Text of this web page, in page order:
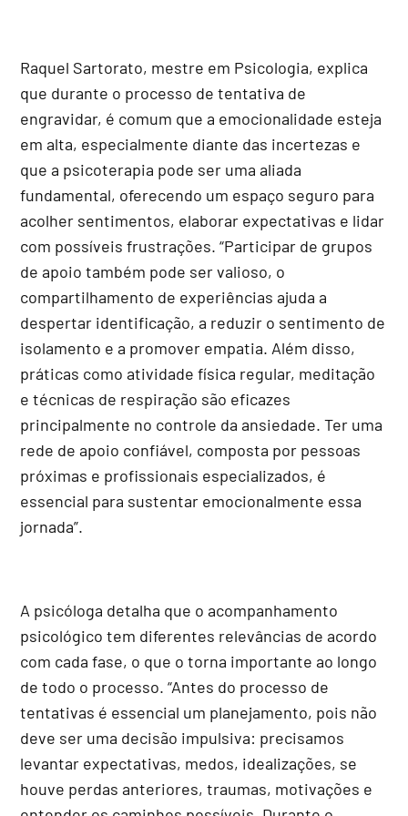
Raquel Sartorato, mestre em Psicologia, explica
que durante o processo de tentativa de
engravidar, é comum que a emocionalidade esteja
em alta, especialmente diante das incertezas e
que a psicoterapia pode ser uma aliada
fundamental, oferecendo um espaço seguro para
acolher sentimentos, elaborar expectativas e lidar
com possíveis frustrações. “Participar de grupos
de apoio também pode ser valioso, o
compartilhamento de experiências ajuda a
despertar identificação, a reduzir o sentimento de
isolamento e a promover empatia. Além disso,
práticas como atividade física regular, meditação
e técnicas de respiração são eficazes
principalmente no controle da ansiedade. Ter uma
rede de apoio confiável, composta por pessoas
próximas e profissionais especializados, é
essencial para sustentar emocionalmente essa
jornada”.
A psicóloga detalha que o acompanhamento
psicológico tem diferentes relevâncias de acordo
com cada fase, o que o torna importante ao longo
de todo o processo. “Antes do processo de
tentativas é essencial um planejamento, pois não
deve ser uma decisão impulsiva: precisamos
levantar expectativas, medos, idealizações, se
houve perdas anteriores, traumas, motivações e